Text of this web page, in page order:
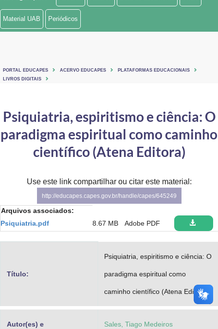
Ministério de Minas e Energia
Ministério do Turismo
Controladoria-Geral da União
Ministério da Mulher, da Família e dos Direitos Humanos
Secretaria de Governo
Gabinete de Segurança Institucional
Advocacia-Geral da União
Planalto
Material UAB Periódicos
PORTAL EDUCAPES ACERVO EDUCAPES
PLATAFORMAS EDUCACIONAIS
LIVROS DIGITAIS
Psiquiatria, espiritismo e ciência: O
paradigma espiritual como caminho
científico (Atena Editora)
Use este link compartilhar ou citar este material:
http://educapes.capes.gov.br/handle/capes/645249
Arquivos associados:
Psiquiatria.pdf
8.67 MB Adobe PDF
Título:
Psiquiatria, espiritismo e ciência: O
paradigma espiritual como
caminho científico (Atena Editora)
Autor(es) e Sales, Tiago Medeiros